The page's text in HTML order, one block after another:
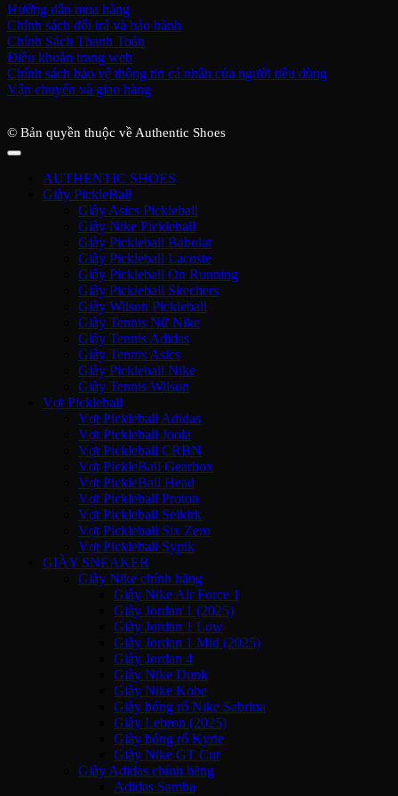
Hướng dẫn mua hàng
Chính sách đổi trả và bảo hành
Chính Sách Thanh Toán
Điều khoản trang web
Chính sách bảo vệ thông tin cá nhân của người tiêu dùng
Vận chuyển và giao hàng
© Bản quyền thuộc về Authentic Shoes
AUTHENTIC SHOES
Giày PickleBall
Giày Asics Pickleball
Giày Nike Pickleball
Giày Pickleball Babolat
Giày Pickleball Lacoste
Giày Pickleball On Running
Giày Pickleball Skechers
Giày Wilson Pickleball
Giày Tennis Nữ Nike
Giày Tennis Adidas
Giày Tennis Asics
Giày Pickleball Nike
Giày Tennis Wilson
Vợt Pickleball
Vợt Pickleball Adidas
Vợt Pickleball Joola
Vợt Pickleball CRBN
Vợt PickleBall Gearbox
Vợt PickleBall Head
Vợt Pickleball Proton
Vợt Pickleball Selkirk
Vợt Pickleball Six Zero
Vợt Pickleball Sypik
GIÀY SNEAKER
Giày Nike chính hãng
Giày Nike Air Force 1
Giày Jordan 1 (2025)
Giày Jordan 1 Low
Giày Jordan 1 Mid (2025)
Giày Jordan 4
Giày Nike Dunk
Giày Nike Kobe
Giày bóng rổ Nike Sabrina
Giày Lebron (2025)
Giày bóng rổ Kyrie
Giày Nike GT Cut
Giày Adidas chính hãng
Adidas Samba